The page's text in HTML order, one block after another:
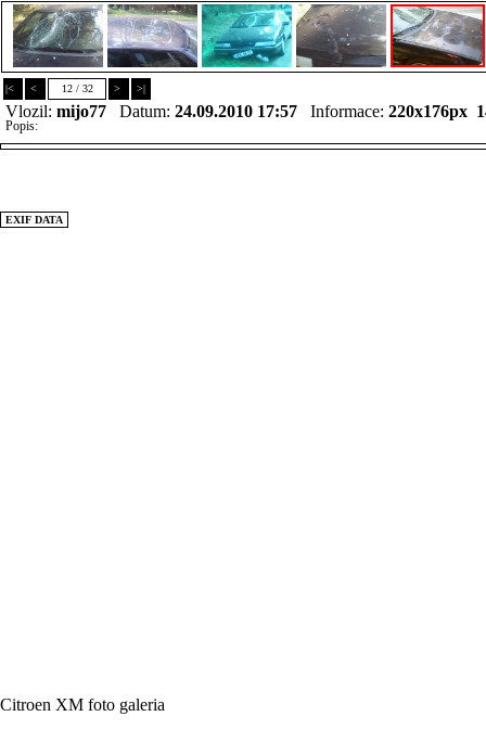
|< < 12 / 32 > >|
Vlozil: mijo77 Datum: 24.09.2010 17:57 Informace: 220x176px
Popis:
EXIF DATA
Citroen XM foto galeria